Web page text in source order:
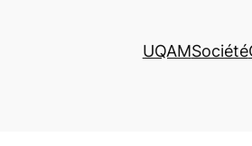
UQAMSociété